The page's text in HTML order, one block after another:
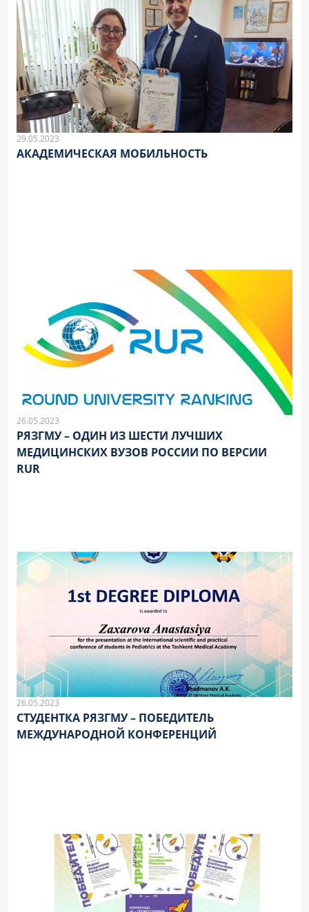
29.05.2023
АКАДЕМИЧЕСКАЯ МОБИЛЬНОСТЬ
26.05.2023
РЯЗГМУ – ОДИН ИЗ ШЕСТИ ЛУЧШИХ
МЕДИЦИНСКИХ ВУЗОВ РОССИИ ПО ВЕРСИИ
RUR
26.05.2023
СТУДЕНТКА РЯЗГМУ – ПОБЕДИТЕЛЬ
МЕЖДУНАРОДНОЙ КОНФЕРЕНЦИЙ